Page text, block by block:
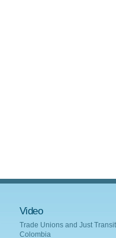
Video
Trade Unions and Just
Colombia